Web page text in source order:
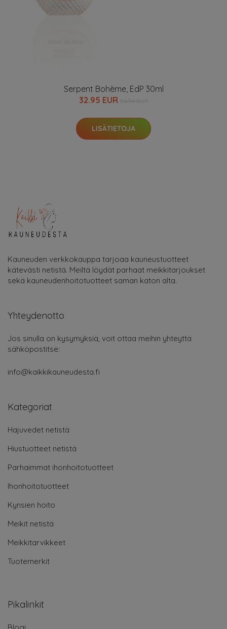
Serpent Bohème, EdP 30ml
32.95 EUR
LISÄTIETOJA
Kauneuden verkkokauppa tarjoaa kauneustuotteet
kätevästi netistä. Meiltä löydät parhaat meikkitarjoukset
sekä kauneudenhoitotuotteet saman katon alta.
Yhteydenotto
Jos sinulla on kysymyksiä, voit ottaa meihin yhteyttä
sähköpostitse:
info@kaikkikauneudesta.fi
Kategoriat
Hajuvedet netistä
Hiustuotteet netistä
Parhaimmat ihonhoitotuotteet
Ihonhoitotuotteet
Kynsien hoito
Meikit netistä
Meikkitarvikkeet
Tuotemerkit
Pikalinkit